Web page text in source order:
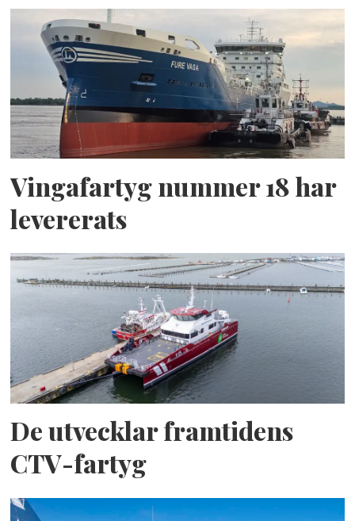
Vingafartyg nummer 18 har
levererats
De utvecklar framtidens
CTV-fartyg